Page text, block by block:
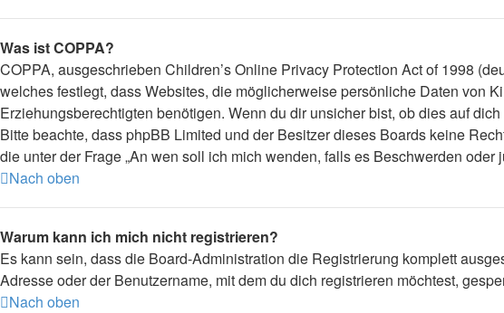
Was ist COPPA?
COPPA, ausgeschrieben Children’s Online Privacy Protection Act of 1998
welches festlegt, dass Websites, die möglicherweise persönliche Daten von
Erziehungsberechtigten benötigen. Wenn du dir unsicher bist, ob dies auf
Bitte beachte, dass phpBB Limited und der Besitzer dieses Boards keine
die unter der Frage „An wen soll ich mich wenden, falls es Beschwerden
Nach oben
Warum kann ich mich nicht registrieren?
Es kann sein, dass die Board-Administration die Registrierung komplett
Adresse oder der Benutzername, mit dem du dich registrieren möchtest,
Nach oben